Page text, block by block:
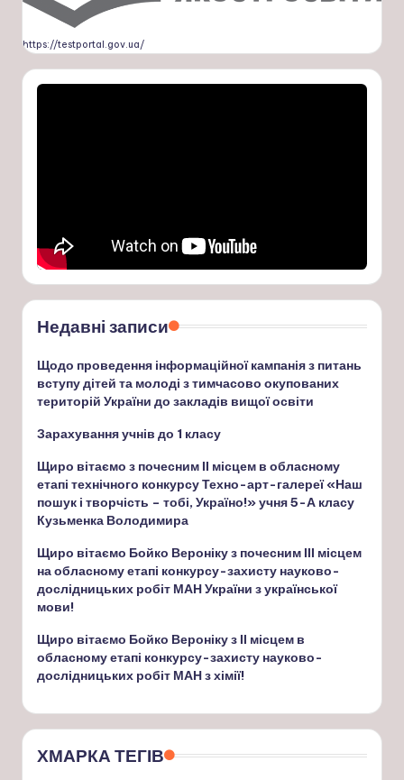
https://testportal.gov.ua/
Недавні записи
Щодо проведення інформаційної кампанія з питань
вступу дітей та молоді з тимчасово окупованих
територій України до закладів вищої освіти
Зарахування учнів до 1 класу
Щиро вітаємо з почесним ІІ місцем в обласному
етапі технічного конкурсу Техно-арт-галереї «Наш
пошук і творчість – тобі, Україно!» учня 5-А класу
Кузьменка Володимира
Щиро вітаємо Бойко Вероніку з почесним ІІІ місцем
на обласному етапі конкурсу-захисту науково-
дослідницьких робіт МАН України з української
мови!
Щиро вітаємо Бойко Вероніку з ІІ місцем в
обласному етапі конкурсу-захисту науково-
дослідницьких робіт МАН з хімії!
ХМАРКА ТЕГІВ